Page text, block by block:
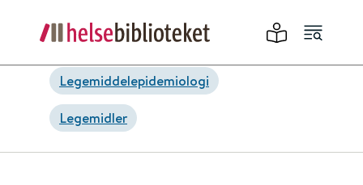
Legemiddelepidemiologi
Legemidler